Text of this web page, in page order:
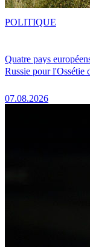
Quatre pays
Russie pour l'Ossétie
07.08.2026
POLITIQUE